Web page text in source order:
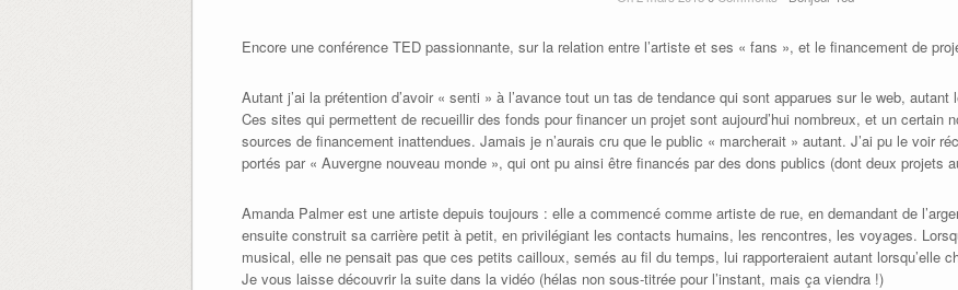
Encore une conférence TED passionnante, sur la relation entre l’artiste et ses « fans », et le financement de
Autant j’ai la prétention d’avoir « senti » à l’avance tout un tas de tendance qui sont apparues sur le web,
Ces sites qui permettent de recueillir des fonds pour financer un projet sont aujourd’hui nombreux, et un certain
sources de financement inattendues. Jamais je n’aurais cru que le public « marcherait » autant. J’ai pu le voir
portés par « Auvergne nouveau monde », qui ont pu ainsi être financés par des dons publics (dont deux projets
Amanda Palmer est une artiste depuis toujours : elle a commencé comme artiste de rue, en demandant de
ensuite construit sa carrière petit à petit, en privilégiant les contacts humains, les rencontres, les voyages.
musical, elle ne pensait pas que ces petits cailloux, semés au fil du temps, lui rapporteraient autant lorsqu’elle
Je vous laisse découvrir la suite dans la vidéo (hélas non sous-titrée pour l’instant, mais ça viendra !)